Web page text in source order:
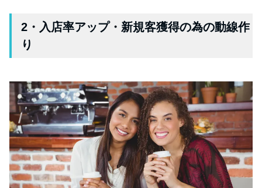
2・入店率アップ・新規客獲得の為の動線作
り